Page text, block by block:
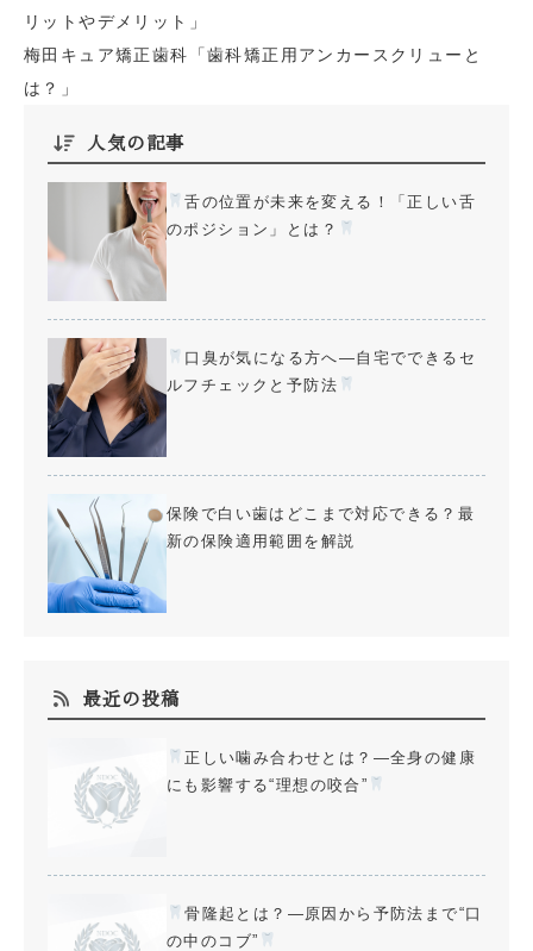
リットやデメリット」
梅田キュア矯正歯科「歯科矯正用アンカースクリューと
は？」
人気の記事
舌の位置が未来を変える！「正しい舌
のポジション」とは？
口臭が気になる方へ—自宅でできるセ
ルフチェックと予防法
保険で白い歯はどこまで対応できる？最
新の保険適用範囲を解説
最近の投稿
正しい噛み合わせとは？—全身の健康
にも影響する“理想の咬合”
骨隆起とは？—原因から予防法まで“口
の中のコブ”